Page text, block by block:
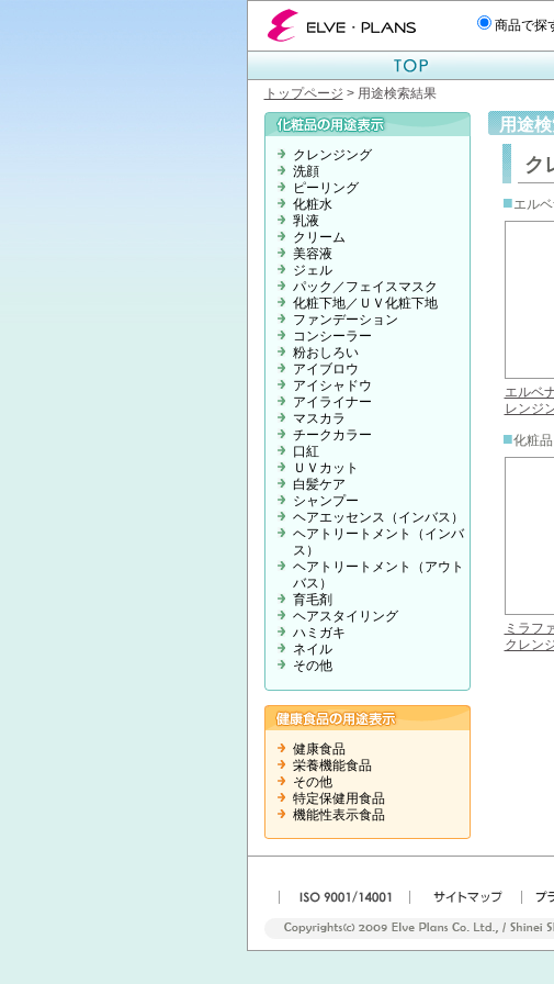
エルベプランズ ELVE-PLANS
商品で探
トップページ > 用途検索結果
用途
ク
■エル
エルベ
レンジ
■化粧
ミラフ
クレン
クレンジング
洗顔
ピーリング
化粧水
乳液
クリーム
美容液
ジェル
パック／フェイスマスク
化粧下地／ＵＶ化粧下地
ファンデーション
コンシーラー
粉おしろい
アイブロウ
アイシャドウ
アイライナー
マスカラ
チークカラー
口紅
ＵＶカット
白髪ケア
シャンプー
ヘアエッセンス（インバス）
ヘアトリートメント（インバ
ス）
ヘアトリートメント（アウト
バス）
育毛剤
ヘアスタイリング
ハミガキ
ネイル
その他
健康食品
栄養機能食品
その他
特定保健用食品
機能性表示食品
|